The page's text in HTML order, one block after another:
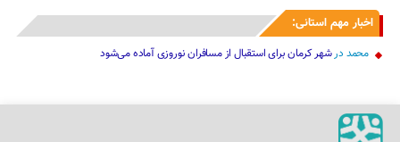
اخبار مهم استانی:
محمد درشهر کرمان برای استقبال از مسافران نوروزی آماده می‌شود